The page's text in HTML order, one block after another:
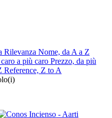
Rilevanza Nome, da A a Z
a più caro Prezzo, da più
Reference, Z to A